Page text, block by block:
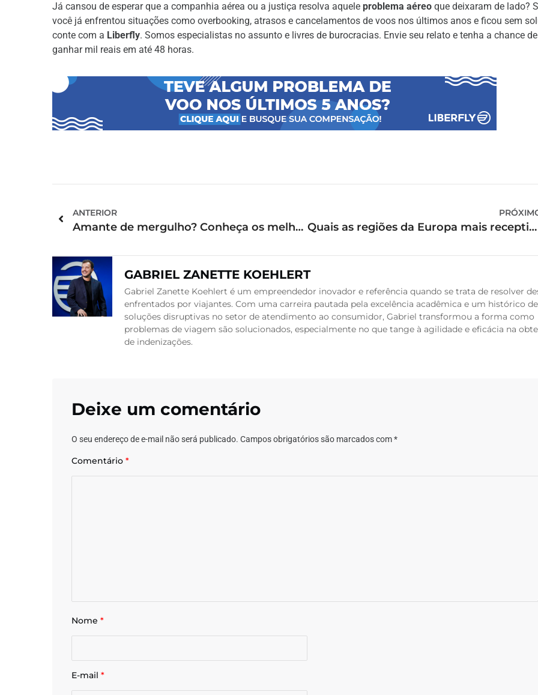
Já cansou de esperar que a companhia aérea ou a justiça resolva aquele problema aéreo que deixaram de lado?
você já enfrentou situações como overbooking, atrasos e cancelamentos de voos nos últimos anos e ficou sem
conte com a Liberfly. Somos especialistas no assunto e livres de burocracias. Envie seu relato e tenha a chance de
ganhar mil reais em até 48 horas.
ANTERIOR
Amante de mergulho? Conheça os melhores locais para praticar Quais as regiões da Europa mais receptivas para os turistas?
GABRIEL ZANETTE KOEHLERT
Gabriel Zanette Koehlert é um empreendedor inovador e referência quando se trata de resolver
enfrentados por viajantes. Com uma carreira pautada pela excelência acadêmica e um histórico de
soluções disruptivas no setor de atendimento ao consumidor, Gabriel transformou a forma como
problemas de viagem são solucionados, especialmente no que tange à agilidade e eficácia na
de indenizações.
Deixe um comentário
O seu endereço de e-mail não será publicado. Campos obrigatórios são marcados com*
Comentário *
Nome *
E-mail *